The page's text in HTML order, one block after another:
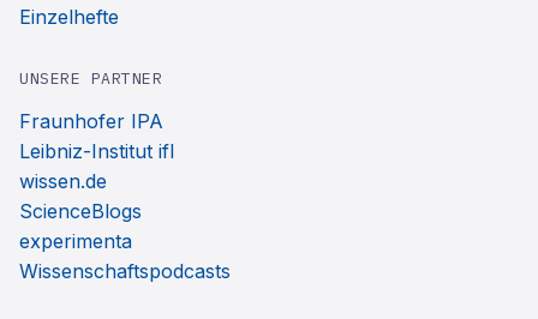
Einzelhefte
UNSERE PARTNER
Fraunhofer IPA
Leibniz-Institut ifl
wissen.de
ScienceBlogs
experimenta
Wissenschaftspodcasts